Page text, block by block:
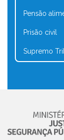
Pensão
Prisão civil
Supremo